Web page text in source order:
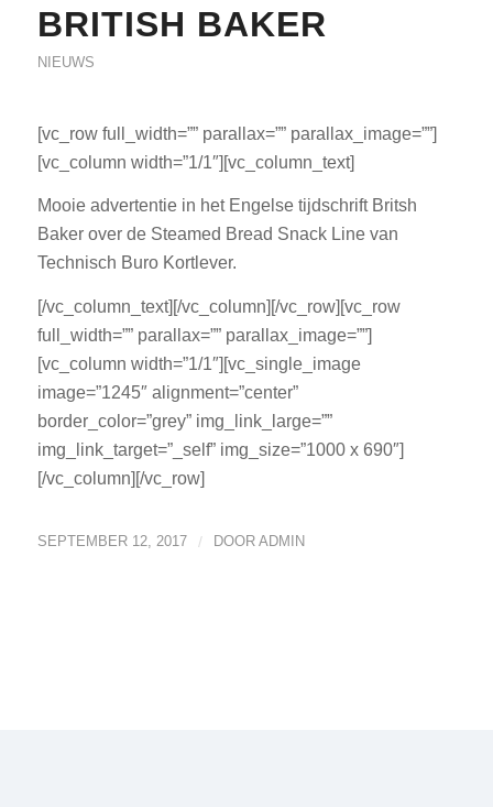
BRITISH BAKER
NIEUWS
[vc_row full_width=”” parallax=”” parallax_image=””]
[vc_column width=”1/1″][vc_column_text]
Mooie advertentie in het Engelse tijdschrift Britsh
Baker over de Steamed Bread Snack Line van
Technisch Buro Kortlever.
[/vc_column_text][/vc_column][/vc_row][vc_row
full_width=”” parallax=”” parallax_image=””]
[vc_column width=”1/1″][vc_single_image
image=”1245″ alignment=”center”
border_color=”grey” img_link_large=””
img_link_target=”_self” img_size=”1000 x 690″]
[/vc_column][/vc_row]
SEPTEMBER 12, 2017 / DOOR ADMIN